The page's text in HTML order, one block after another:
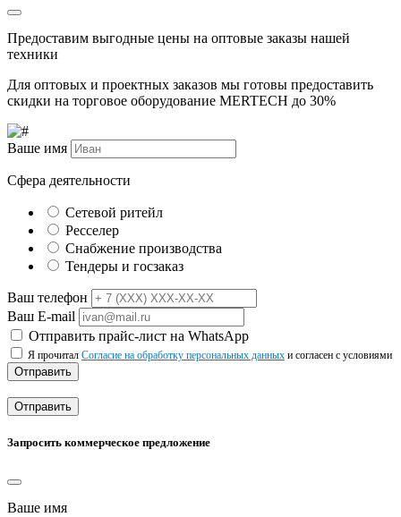
Предоставим выгодные цены на оптовые заказы нашей
техники
Для оптовых и проектных заказов мы готовы предоставить
скидки на торговое оборудование MERTECH до 30%
Ваше имя
Сфера деятельности
Сетевой ритейл
Ресселер
Снабжение производства
Тендеры и госзаказ
Ваш телефон
Ваш E-mail
Отправить прайс-лист на WhatsApp
Я прочитал Согласие на обработку персональных данных и согласен с условиями
Отправить
Отправить
Запросить коммерческое предложение
Ваше имя